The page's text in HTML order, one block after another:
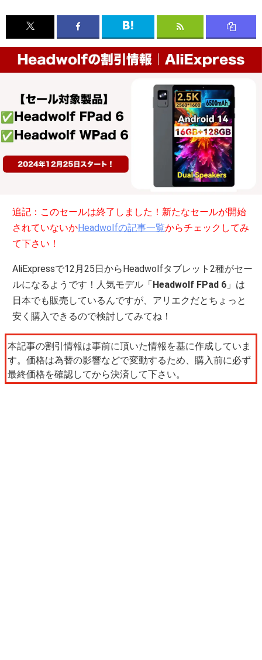
追記：このセールは終了しました！新たなセールが開始
されていないかHeadwolfの記事一覧からチェックしてみ
て下さい！
AliExpressで12月25日からHeadwolfタブレット2種がセー
ルになるようです！人気モデル「 Headwolf FPad 6 」は
日本でも販売しているんですが、アリエクだとちょっと
安く購入できるので検討してみてね！
本記事の割引情報は事前に頂いた情報を基に作成していま
す。価格は為替の影響などで変動するため、購入前に必ず
最終価格を確認してから決済して下さい。